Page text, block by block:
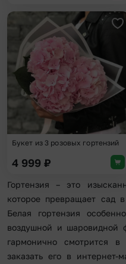
Букет из 3 розовых гортензий
4 999 ₽
Гортензия – это
которое превращает сад
Белая гортензия
воздушной и шаровидной
гармонично смотрится
заказать его в интернет-